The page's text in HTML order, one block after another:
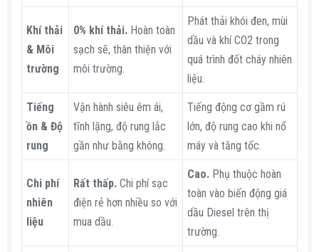
Khí thải
& Môi
trường
0% khí thải. Hoàn toàn
sạch sẽ, thân thiện với
môi trường.
Phát thải khói đen, mùi
dầu và khí CO2 trong
quá trình đốt cháy nhiên
liệu.
Tiếng
ồn & Độ
rung
Vận hành siêu êm ái,
tĩnh lặng, độ rung lắc
gần như bằng không.
Tiếng động cơ gầm rú
lớn, độ rung cao khi nổ
máy và tăng tốc.
Chi phí
nhiên
liệu
Rất thấp. Chi phí sạc
điện rẻ hơn nhiều so với
mua dầu.
Cao. Phụ thuộc hoàn
toàn vào biến động giá
dầu Diesel trên thị
trường.